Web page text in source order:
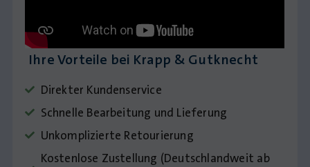
Ihre Vorteile bei Krapp & Gutknecht
Direkter Kundenservice
Schnelle Bearbeitung und Lieferung
Unkomplizierte Retourierung
Kostenlose Zustellung (Deutschlandweit ab